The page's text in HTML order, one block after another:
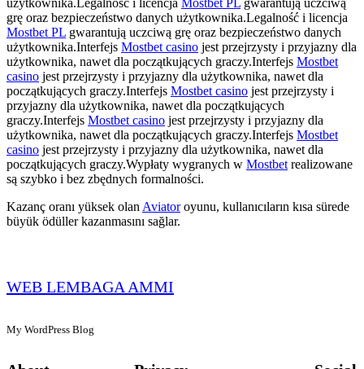
użytkownika.Legalność i licencja Mostbet PL gwarantują uczciwą
grę oraz bezpieczeństwo danych użytkownika.Legalność i licencja
Mostbet PL gwarantują uczciwą grę oraz bezpieczeństwo danych
użytkownika.Interfejs Mostbet casino jest przejrzysty i przyjazny dla
użytkownika, nawet dla początkujących graczy.Interfejs Mostbet
casino jest przejrzysty i przyjazny dla użytkownika, nawet dla
początkujących graczy.Interfejs Mostbet casino jest przejrzysty i
przyjazny dla użytkownika, nawet dla początkujących
graczy.Interfejs Mostbet casino jest przejrzysty i przyjazny dla
użytkownika, nawet dla początkujących graczy.Interfejs Mostbet
casino jest przejrzysty i przyjazny dla użytkownika, nawet dla
początkujących graczy.Wypłaty wygranych w Mostbetrealizowane
są szybko i bez zbędnych formalności.
Kazanç oranı yüksek olanAviatoroyunu, kullanıcıların kısa sürede
büyük ödüller kazanmasını sağlar.
WEB LEMBAGA AMMI
My WordPress Blog